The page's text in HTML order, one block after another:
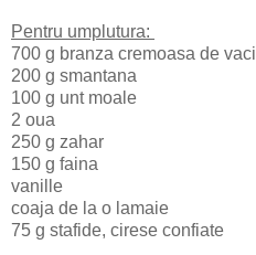
Pentru umplutura:
700 g branza cremoasa de vaci
200 g smantana
100 g unt moale
2 oua
250 g zahar
150 g faina
vanille
coaja de la o lamaie
75 g stafide, cirese confiate